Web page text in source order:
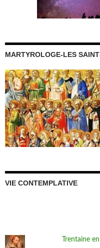
MARTYROLOGE-LES
VIE CONTEMPLATIVE
Trentaine